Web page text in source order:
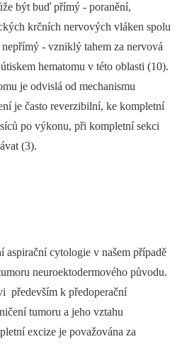
být buď přímý -⁠ poranění,
krčních nervových vláken spolu
-⁠ vzniklý tahem za nervová
hematomu v této oblasti (10).
je odvislá od mechanismu
je často reverzibilní, ke kompletní
po výkonu, při kompletní sekci
(3).
aspirační cytologie v našem případě
neuroektodermového původu.
především k předoperační
tumoru a jeho vztahu
excize je považována za